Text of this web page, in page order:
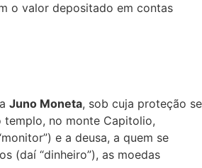
o valor depositado em contas
Juno Moneta, sob cuja proteção se
templo, no monte Capitolio,
e a deusa, a quem se
(daí “dinheiro”), as moedas